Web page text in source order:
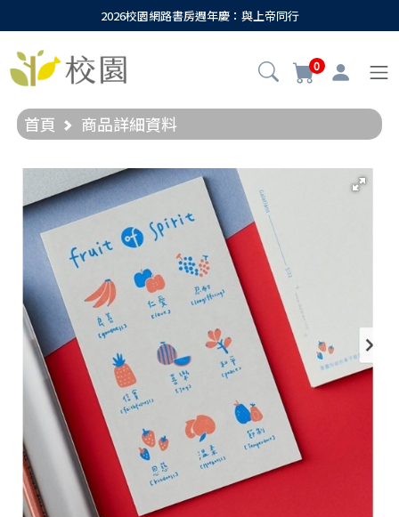
2026校園網路書房週年慶：與上帝同行
0
首頁 商品詳細資料